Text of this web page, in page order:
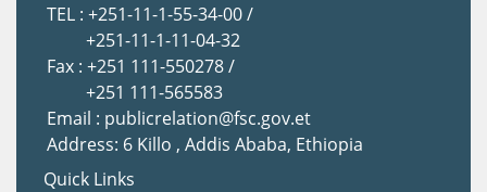
TEL : +251-11-1-55-34-00 /
+251-11-1-11-04-32
Fax : +251 111-550278 /
+251 111-565583
Email : publicrelation@fsc.gov.et
Address: 6 Killo , Addis Ababa, Ethiopia
Quick Links